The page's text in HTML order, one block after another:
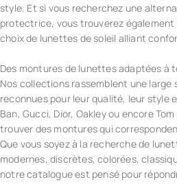
style. Et si vous recherchez une
protectrice, vous trouverez également
choix de lunettes de soleil alliant
Des montures de lunettes adaptées à
Nos collections rassemblent une large
reconnues pour leur qualité, leur style
Ban, Gucci, Dior, Oakley ou encore
trouver des montures qui
Que vous soyez à la recherche de
modernes, discrètes, colorées,
notre catalogue est pensé pour